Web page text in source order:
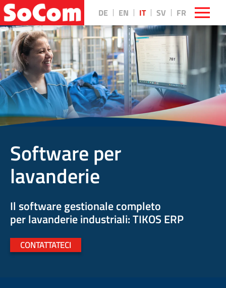
DE EN IT SV FR
Software per
lavanderie
Il software gestionale completo
per lavanderie industriali: TIKOS ERP
CONTATTATECI